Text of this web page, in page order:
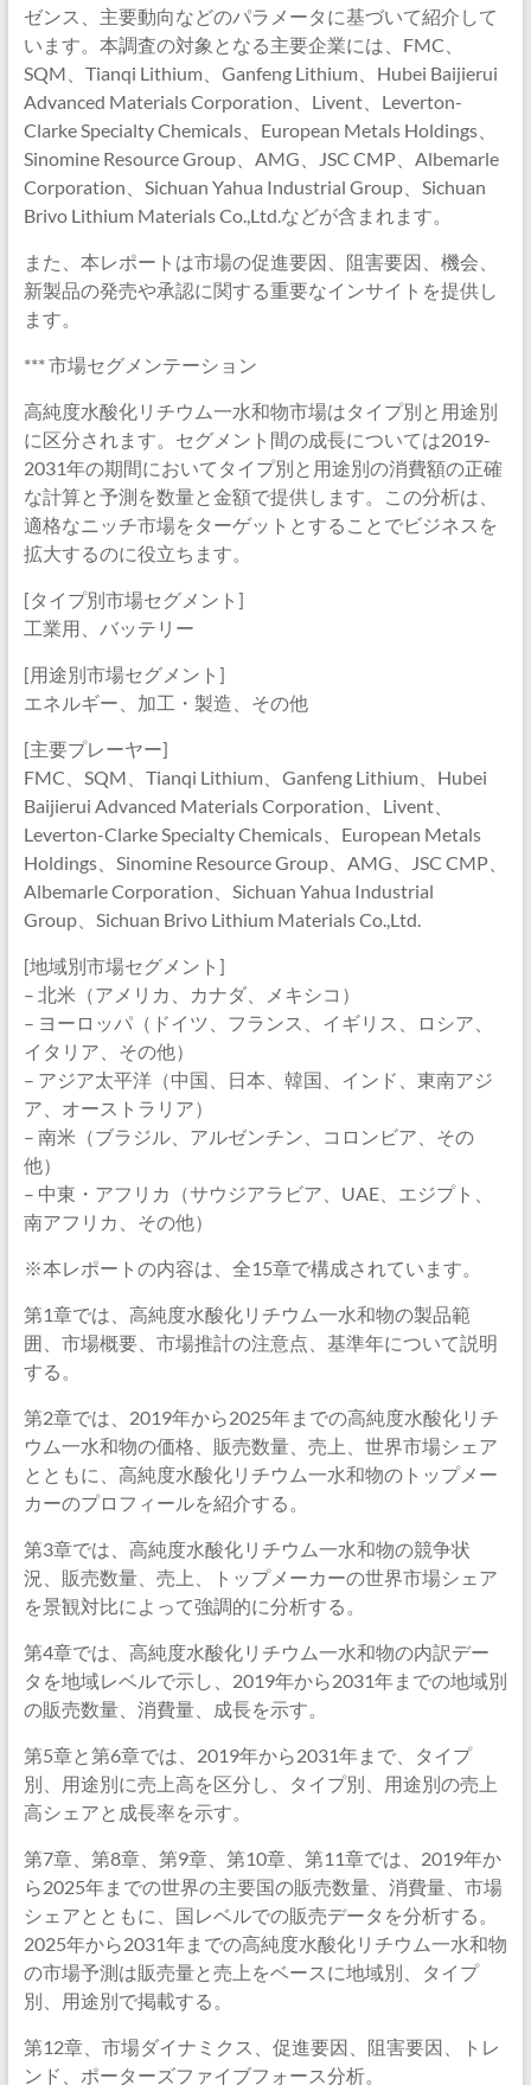
ゼンス、主要動向などのパラメータに基づいて紹介して
います。本調査の対象となる主要企業には、FMC、
SQM、Tianqi Lithium、Ganfeng Lithium、Hubei Baijierui
Advanced Materials Corporation、Livent、Leverton-
Clarke Specialty Chemicals、European Metals Holdings、
Sinomine Resource Group、AMG、JSC CMP、Albemarle
Corporation、Sichuan Yahua Industrial Group、Sichuan
Brivo Lithium Materials Co.,Ltd.などが含まれます。
また、本レポートは市場の促進要因、阻害要因、機会、
新製品の発売や承認に関する重要なインサイトを提供し
ます。
*** 市場セグメンテーション
高純度水酸化リチウム一水和物市場はタイプ別と用途別
に区分されます。セグメント間の成長については2019-
2031年の期間においてタイプ別と用途別の消費額の正確
な計算と予測を数量と金額で提供します。この分析は、
適格なニッチ市場をターゲットとすることでビジネスを
拡大するのに役立ちます。
[タイプ別市場セグメント]
工業用、バッテリー
[用途別市場セグメント]
エネルギー、加工・製造、その他
[主要プレーヤー]
FMC、SQM、Tianqi Lithium、Ganfeng Lithium、Hubei
Baijierui Advanced Materials Corporation、Livent、
Leverton-Clarke Specialty Chemicals、European Metals
Holdings、Sinomine Resource Group、AMG、JSC CMP、
Albemarle Corporation、Sichuan Yahua Industrial
Group、Sichuan Brivo Lithium Materials Co.,Ltd.
[地域別市場セグメント]
– 北米（アメリカ、カナダ、メキシコ）
– ヨーロッパ（ドイツ、フランス、イギリス、ロシア、
イタリア、その他）
– アジア太平洋（中国、日本、韓国、インド、東南アジ
ア、オーストラリア）
– 南米（ブラジル、アルゼンチン、コロンビア、その
他）
– 中東・アフリカ（サウジアラビア、UAE、エジプト、
南アフリカ、その他）
※本レポートの内容は、全15章で構成されています。
第1章では、高純度水酸化リチウム一水和物の製品範
囲、市場概要、市場推計の注意点、基準年について説明
する。
第2章では、2019年から2025年までの高純度水酸化リチ
ウム一水和物の価格、販売数量、売上、世界市場シェア
とともに、高純度水酸化リチウム一水和物のトップメー
カーのプロフィールを紹介する。
第3章では、高純度水酸化リチウム一水和物の競争状
況、販売数量、売上、トップメーカーの世界市場シェア
を景観対比によって強調的に分析する。
第4章では、高純度水酸化リチウム一水和物の内訳デー
タを地域レベルで示し、2019年から2031年までの地域別
の販売数量、消費量、成長を示す。
第5章と第6章では、2019年から2031年まで、タイプ
別、用途別に売上高を区分し、タイプ別、用途別の売上
高シェアと成長率を示す。
第7章、第8章、第9章、第10章、第11章では、2019年か
ら2025年までの世界の主要国の販売数量、消費量、市場
シェアとともに、国レベルでの販売データを分析する。
2025年から2031年までの高純度水酸化リチウム一水和物
の市場予測は販売量と売上をベースに地域別、タイプ
別、用途別で掲載する。
第12章、市場ダイナミクス、促進要因、阻害要因、トレ
ンド、ポーターズファイブフォース分析。